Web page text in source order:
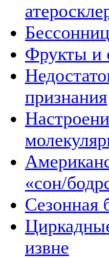
Фрукты и
признания
«сон/
Сезонная
извне